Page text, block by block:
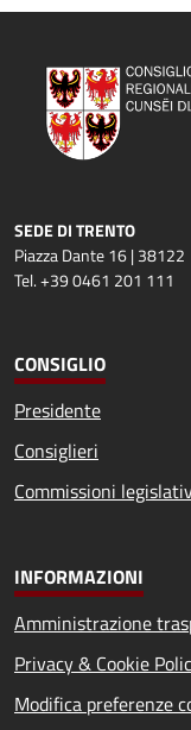
SEDE DI TRENTO
Piazza Dante 16 | 38122
Tel. +39 0461 201 111
CONSIGLIO
Presidente
Consiglieri
Commissioni
INFORMAZIONI
Amministrazione
Privacy & Cookie
Modifica preferenze